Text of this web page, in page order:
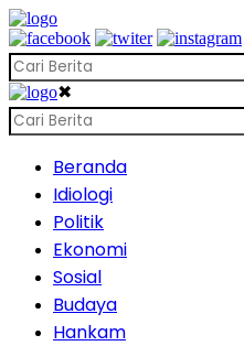
✖
Beranda
Idiologi
Politik
Ekonomi
Sosial
Budaya
Hankam